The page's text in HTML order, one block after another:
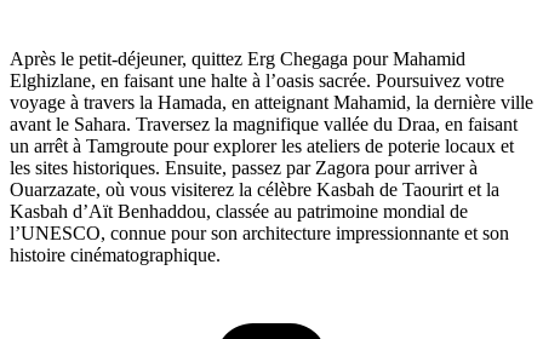
Après le petit-déjeuner, quittez Erg Chegaga pour Mahamid
Elghizlane, en faisant une halte à l’oasis sacrée. Poursuivez votre
voyage à travers la Hamada, en atteignant Mahamid, la dernière ville
avant le Sahara. Traversez la magnifique vallée du Draa, en faisant
un arrêt à Tamgroute pour explorer les ateliers de poterie locaux et
les sites historiques. Ensuite, passez par Zagora pour arriver à
Ouarzazate, où vous visiterez la célèbre Kasbah de Taourirt et la
Kasbah d’Aït Benhaddou, classée au patrimoine mondial de
l’UNESCO, connue pour son architecture impressionnante et son
histoire cinématographique.